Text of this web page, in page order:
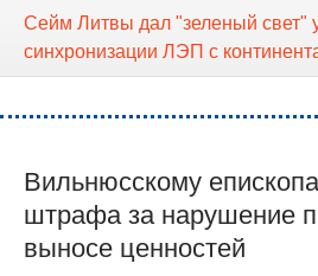
Сейм Литвы дал "зеленый свет"
синхронизации ЛЭП с
Вильнюсскому
штрафа за нарушение
выносе ценностей